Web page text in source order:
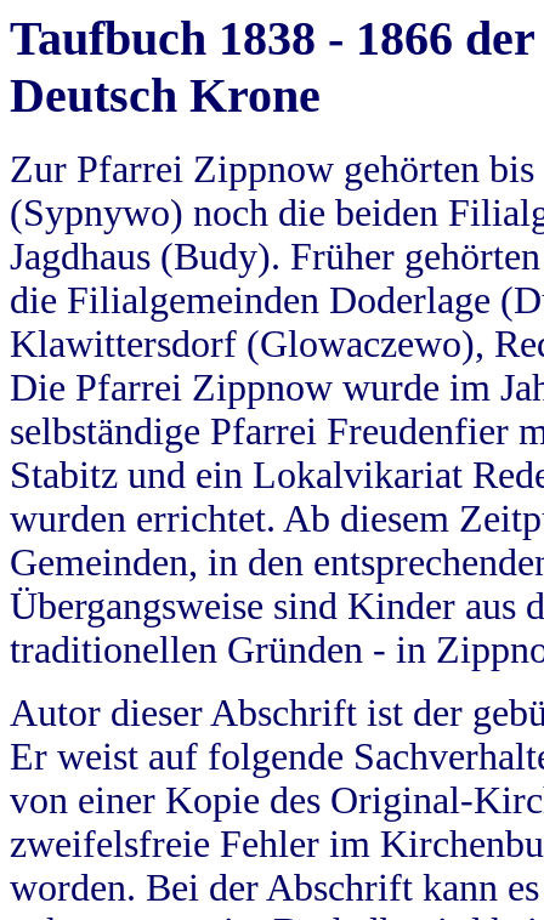
Taufbuch 1838 - 1866
Deutsch Krone
Zur Pfarrei Zippnow gehörten
(Sypnywo) noch die beiden
Jagdhaus (Budy). Früher
die Filialgemeinden Doderlage
Klawittersdorf (Glowaczewo),
Die Pfarrei Zippnow wurde im
selbständige Pfarrei Freudenfier
Stabitz und ein Lokalvikariat
wurden errichtet. Ab diesem
Gemeinden, in den
Übergangsweise sind Kinder aus
traditionellen Gründen - in
Autor dieser Abschrift ist der
Er weist auf folgende
von einer Kopie des Original-
zweifelsfreie Fehler im
worden. Bei der Abschrift kann